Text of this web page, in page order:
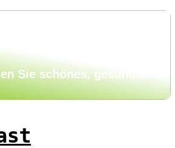
Sie schönes, gesundes